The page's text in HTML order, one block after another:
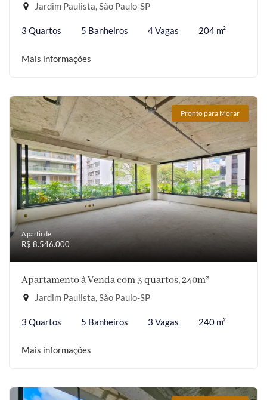
Jardim Paulista, São Paulo-SP
3 Quartos 5 Banheiros 4 Vagas 204 m²
Mais informações
Pronto para Morar
A partir de:
R$ 8.546.000
Apartamento à Venda com 3 quartos, 240m²
Jardim Paulista, São Paulo-SP
3 Quartos 5 Banheiros 3 Vagas 240 m²
Mais informações